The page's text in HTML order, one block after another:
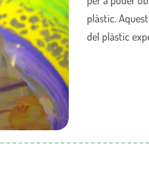
plàstic.
del plàstic